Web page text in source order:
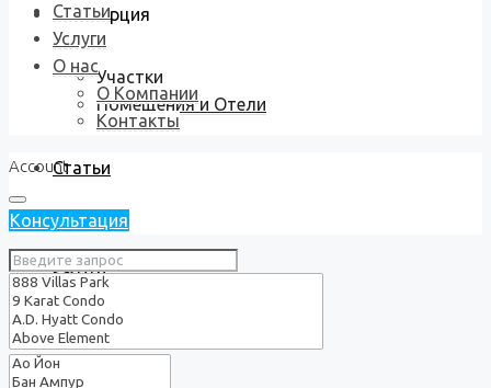
Коммерция
Участки
Помещения и Отели
Статьи
Услуги
О нас
Статьи
Услуги
О нас
О Компании
Контакты
Account
Консультация